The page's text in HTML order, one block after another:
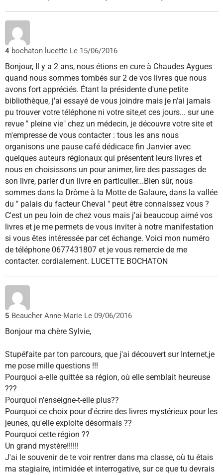
4 bochaton lucette Le 15/06/2016
Bonjour, Il y a 2 ans, nous étions en cure à Chaudes Aygues
quand nous sommes tombés sur 2 de vos livres que nous
avons fort appréciés. Étant la présidente d'une petite
bibliothèque, j'ai essayé de vous joindre mais je n'ai jamais
pu trouver votre téléphone ni votre site,et ces jours... sur une
revue " pleine vie" chez un médecin, je découvre votre site et
m'empresse de vous contacter : tous les ans nous
organisons une pause café dédicace fin Janvier avec
quelques auteurs régionaux qui présentent leurs livres et
nous en choisissons un pour animer, lire des passages de
son livre, parler d'un livre en particulier...Bien sûr, nous
sommes dans la Drôme à la Motte de Galaure, dans la vallée
du " palais du facteur Cheval " peut être connaissez vous ?
C'est un peu loin de chez vous mais j'ai beaucoup aimé vos
livres et je me permets de vous inviter à notre manifestation
si vous êtes intéressée par cet échange. Voici mon numéro
de téléphone 0677431807 et je vous remercie de me
contacter. cordialement. LUCETTE BOCHATON
5 Beaucher Anne-Marie Le 09/06/2016
Bonjour ma chère Sylvie,
Stupéfaite par ton parcours, que j'ai découvert sur Internet,je
me pose mille questions !!!
Pourquoi a-elle quittée sa région, où elle semblait heureuse
???
Pourquoi n'enseigne-t-elle plus??
Pourquoi ce choix pour d'écrire des livres mystérieux pour les
jeunes, qu'elle exploite désormais ??
Pourquoi cette région ??
Un grand mystère!!!!!!
J'ai le souvenir de te voir rentrer dans ma classe, où tu étais
ma stagiaire, intimidée et interrogative, sur ce que tu devrais